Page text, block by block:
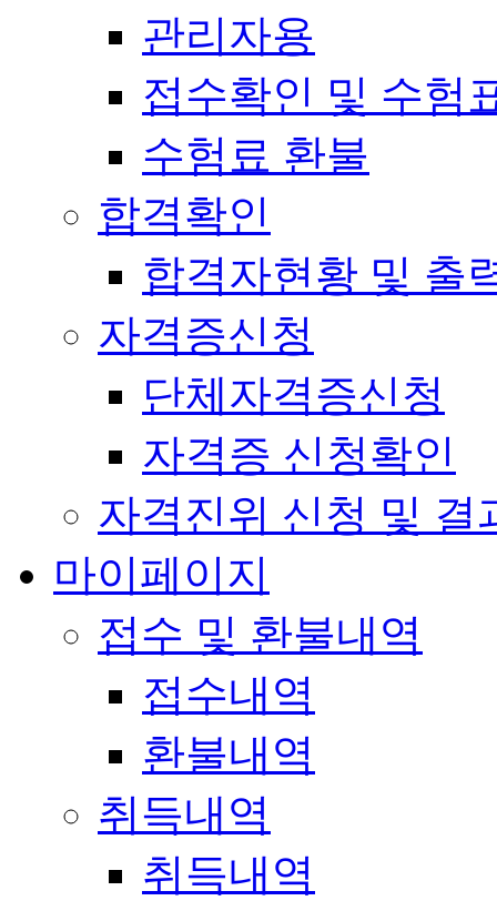
관리자용
접수확인 및 수험
수험료 환불
합격확인
합격자현황 및 출
자격증신청
단체자격증신청
자격증 신청확인
자격진위 신청 및 결
마이페이지
접수 및 환불내역
접수내역
환불내역
취득내역
취득내역